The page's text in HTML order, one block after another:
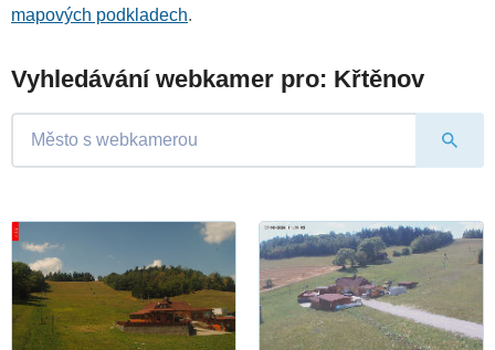
mapových podkladech.
Vyhledávání webkamer pro: Křtěnov